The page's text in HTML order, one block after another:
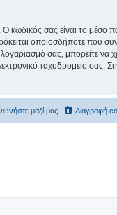
Ο κωδικός σας είναι το μέσο
οποιοσδήποτε που
σας, μπορείτε να
ταχυδρομείο σας.
Διαγραφή
μαζί μας